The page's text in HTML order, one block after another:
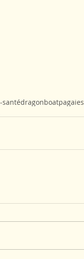
santédragonboatpagaies